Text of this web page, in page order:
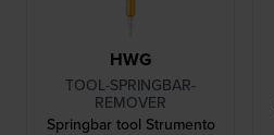
HWG
TOOL-SPRINGBAR-
REMOVER
Springbar tool Strumento